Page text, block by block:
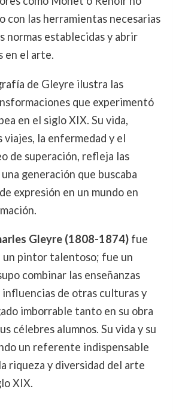
con las herramientas necesarias
normas establecidas y abrir
en el arte.
de Gleyre ilustra las
que experimentó
en el siglo XIX. Su vida,
viajes, la enfermedad y el
de superación, refleja las
generación que buscaba
expresión en un mundo en
Gleyre (1808-1874)fue
un pintor talentoso; fue un
combinar las enseñanzas
influencias de otras culturas y
imborrable tanto en su obra
célebres alumnos. Su vida y su
un referente indispensable
riqueza y diversidad del arte
XIX.